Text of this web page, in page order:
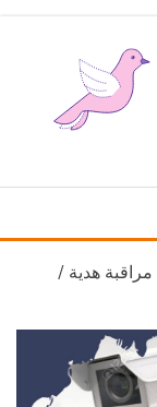
هدية /